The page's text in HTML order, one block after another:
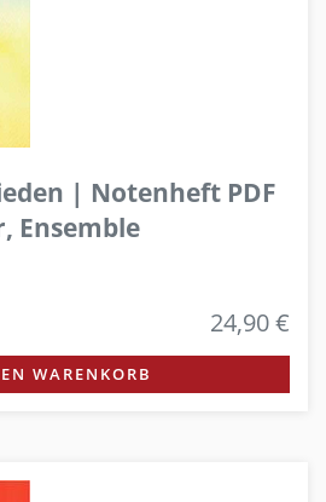
| Notenheft PDF
Ensemble
24,90 €
WARENKORB